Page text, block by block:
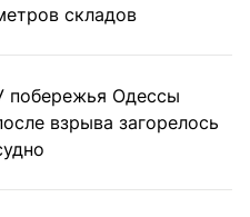
складов
побережья Одессы
взрыва загорелось